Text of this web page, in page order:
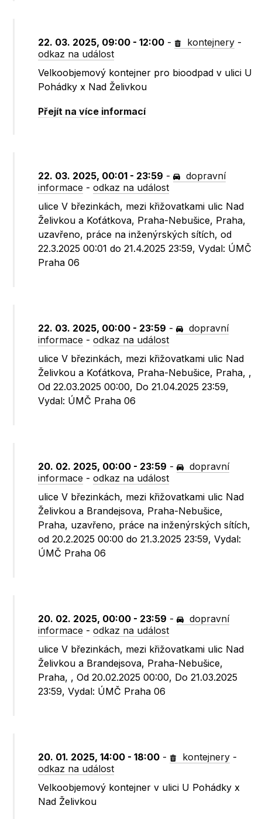
22. 03. 2025, 09:00 - 12:00 - kontejnery -
odkaz na událost
Velkoobjemový kontejner pro bioodpad v ulici U
Pohádky x Nad Želivkou
Přejít na více informací
22. 03. 2025, 00:01 - 23:59 -
dopravní
informace -odkaz na událost
ulice V březinkách, mezi křižovatkami ulic Nad
Želivkou a Koťátkova, Praha-Nebušice, Praha,
uzavřeno, práce na inženýrských sítích, od
22.3.2025 00:01 do 21.4.2025 23:59, Vydal: ÚMČ
Praha 06
22. 03. 2025, 00:00 - 23:59 -
dopravní
informace -odkaz na událost
ulice V březinkách, mezi křižovatkami ulic Nad
Želivkou a Koťátkova, Praha-Nebušice, Praha, ,
Od 22.03.2025 00:00, Do 21.04.2025 23:59,
Vydal: ÚMČ Praha 06
20. 02. 2025, 00:00 - 23:59 -
dopravní
informace -odkaz na událost
ulice V březinkách, mezi křižovatkami ulic Nad
Želivkou a Brandejsova, Praha-Nebušice,
Praha, uzavřeno, práce na inženýrských sítích,
od 20.2.2025 00:00 do 21.3.2025 23:59, Vydal:
ÚMČ Praha 06
20. 02. 2025, 00:00 - 23:59 -
dopravní
informace -odkaz na událost
ulice V březinkách, mezi křižovatkami ulic Nad
Želivkou a Brandejsova, Praha-Nebušice,
Praha, , Od 20.02.2025 00:00, Do 21.03.2025
23:59, Vydal: ÚMČ Praha 06
20. 01. 2025, 14:00 - 18:00 - kontejnery -
odkaz na událost
Velkoobjemový kontejner v ulici U Pohádky x
Nad Želivkou